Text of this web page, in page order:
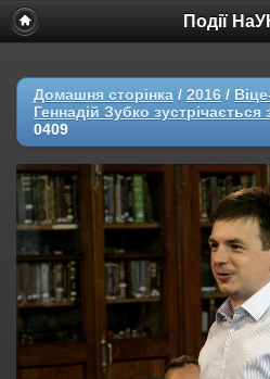
Події
Домашня сторінка / 2016 /
Геннадій Зубко
0409